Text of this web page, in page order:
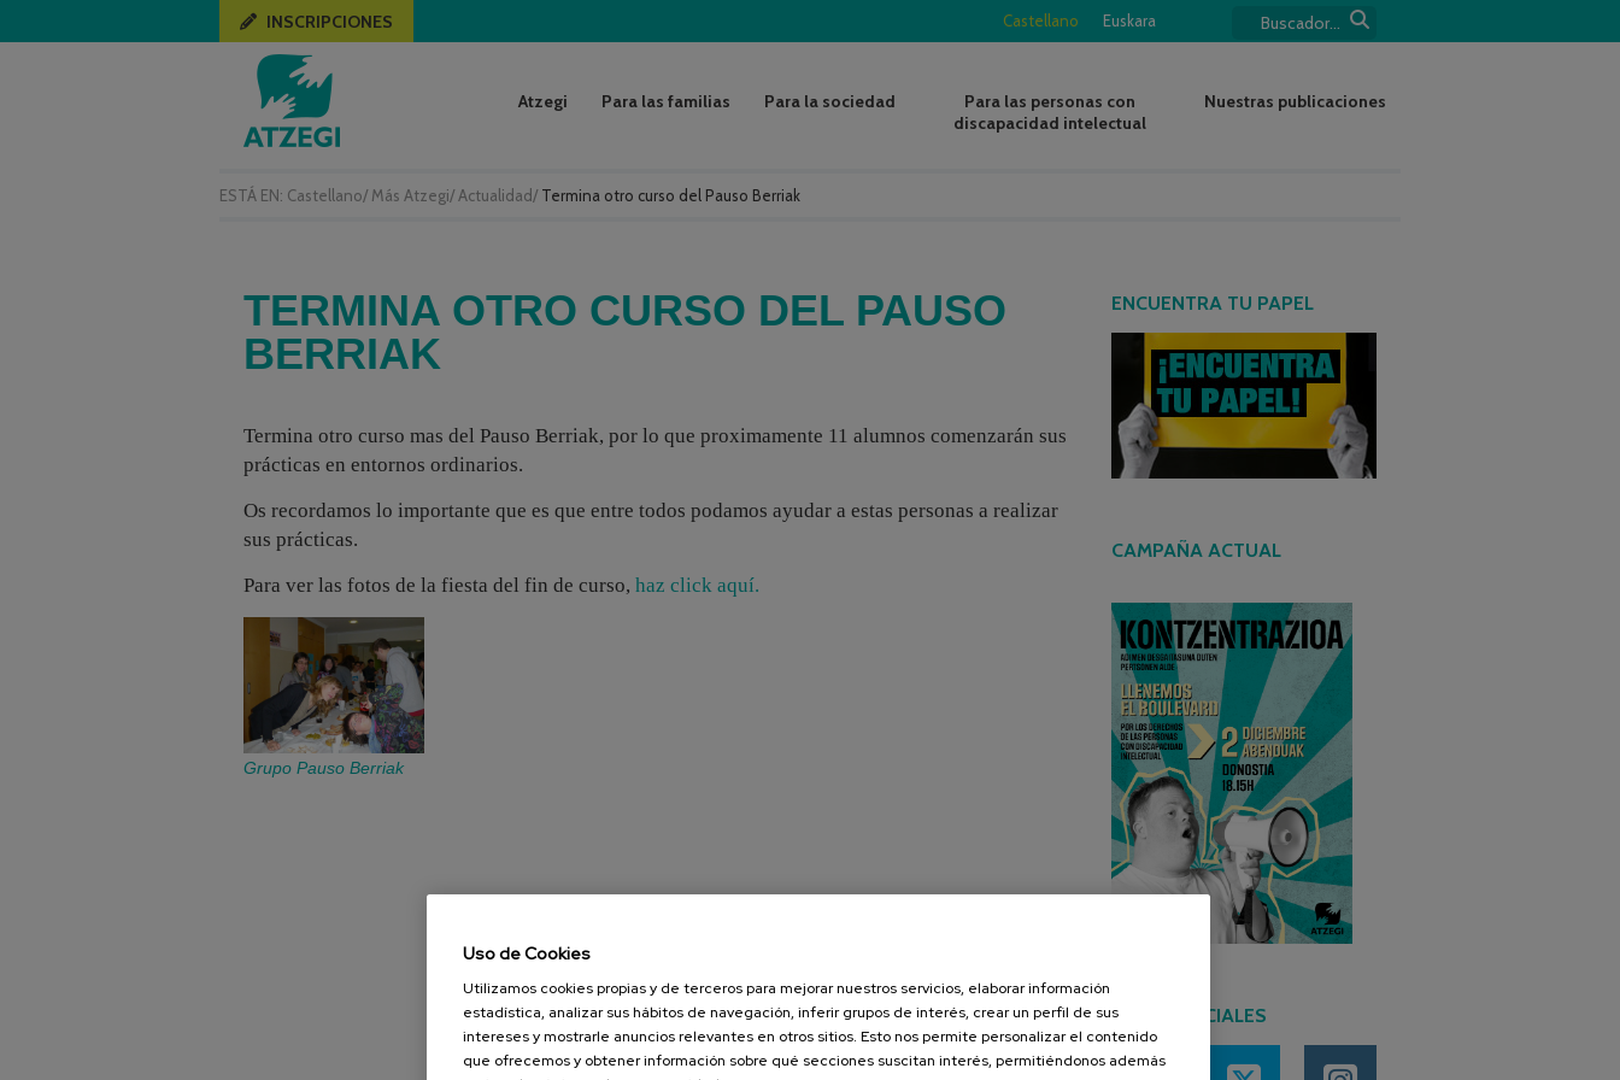
ESTÁ EN: Castellano/ Más Atzegi/ Actualidad/ Termina otro curso del Pauso Berriak
Castellano Euskara
INSCRIPCIONES
Atzegi Para las familias Para la sociedad
Para las personas con
discapacidad intelectual
Nuestras publicaciones
TERMINA OTRO CURSO DEL PAUSO
BERRIAK
Termina otro curso mas del Pauso Berriak, por lo que proximamente 11 alumnos comenzarán sus
prácticas en entornos ordinarios.
Os recordamos lo importante que es que entre todos podamos ayudar a estas personas a realizar
sus prácticas.
Para ver las fotos de la fiesta del fin de curso, haz click aquí.
Grupo Pauso Berriak
ENCUENTRA TU PAPEL
CAMPAÑA ACTUAL
REDES SOCIALES
Uso de Cookies
Utilizamos cookies propias y de terceros para mejorar nuestros servicios, elaborar información
estadística, analizar sus hábitos de navegación, inferir grupos de interés, crear un perfil de sus
intereses y mostrarle anuncios relevantes en otros sitios. Esto nos permite personalizar el contenido
que ofrecemos y obtener información sobre qué secciones suscitan interés, permitiéndonos además